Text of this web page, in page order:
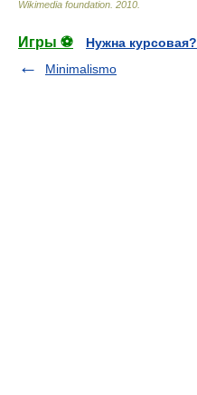
Wikimedia foundation 2010
Игры ⚽
Нужна курсовая?
Minimalismo